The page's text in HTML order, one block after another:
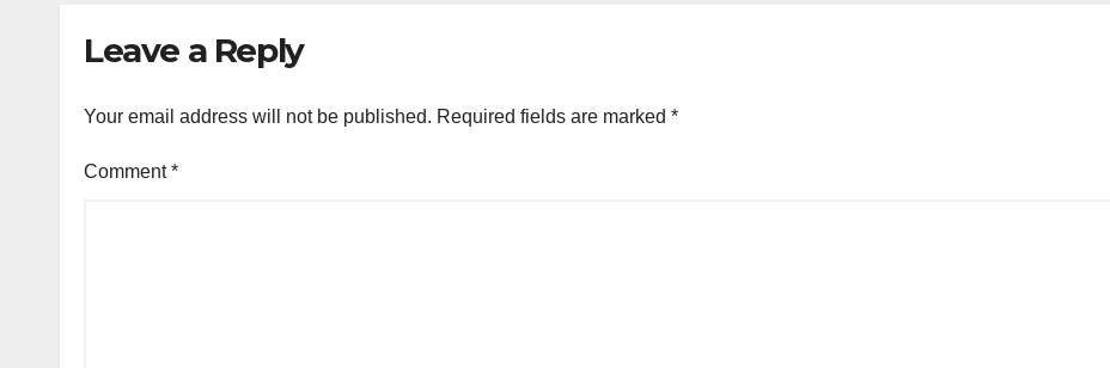
Leave a Reply
Your email address will not be published. Required fields are marked *
Comment*